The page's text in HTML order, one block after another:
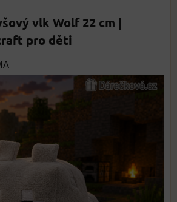
vlk Wolf 22 cm |
pro děti